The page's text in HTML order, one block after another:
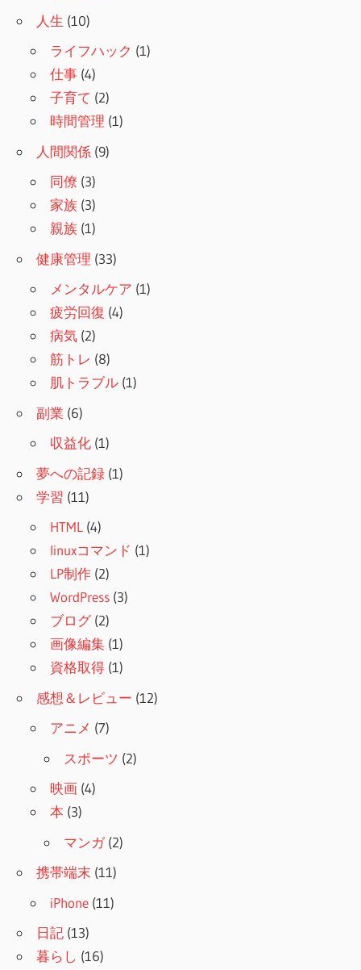
人生 (10)
ライフハック (1)
仕事 (4)
子育て (2)
時間管理 (1)
人間関係 (9)
同僚 (3)
家族 (3)
親族 (1)
健康管理 (33)
メンタルケア (1)
疲労回復 (4)
病気 (2)
筋トレ (8)
肌トラブル (1)
副業 (6)
収益化 (1)
夢への記録 (1)
学習 (11)
HTML (4)
linuxコマンド (1)
LP制作 (2)
WordPress (3)
ブログ(2)
画像編集 (1)
資格取得 (1)
感想＆レビュー (12)
アニメ (7)
スポーツ (2)
映画 (4)
本 (3)
マンガ(2)
携帯端末 (11)
iPhone (11)
日記 (13)
暮らし (16)